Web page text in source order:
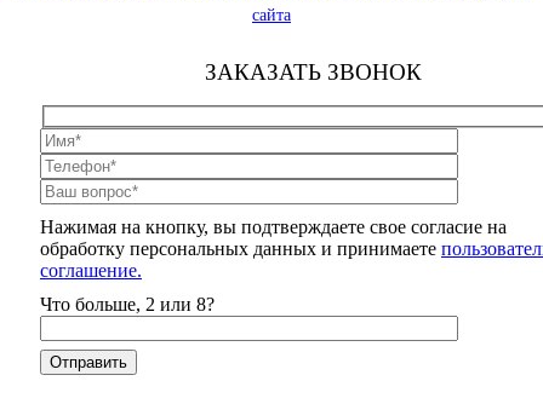
сайта
ЗАКАЗАТЬ ЗВОНОК
Нажимая на кнопку, вы подтверждаете свое согласие на
обработку персональных данных и принимаете
соглашение.
Что больше, 2 или 8?